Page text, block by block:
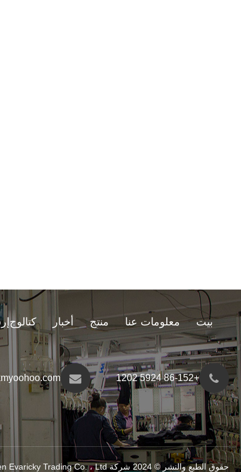
بيت معلومات عنا منتج أخبار كتالوج
+86-152 5924 1202
حقوق الطبع والنشر © 2024 شركة Xiamen Evaricky Trading Co. ، Ltd. جميع الحقوق محفوظة